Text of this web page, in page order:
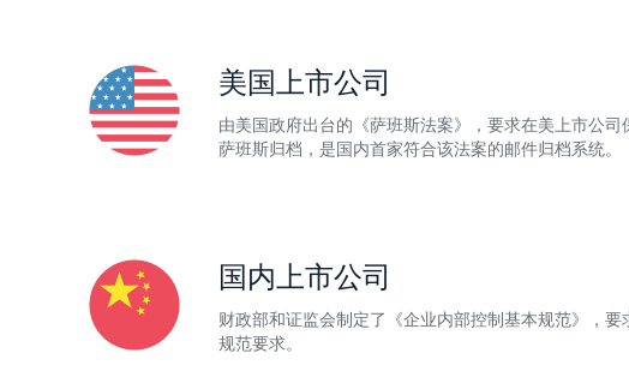
美国上市公司
由美国政府出台的《萨班斯法案》，要求在美上市公
萨班斯归档，是国内首家符合该法案的邮件归档系统。
国内上市公司
财政部和证监会制定了《企业内部控制基本规范》，
规范要求。